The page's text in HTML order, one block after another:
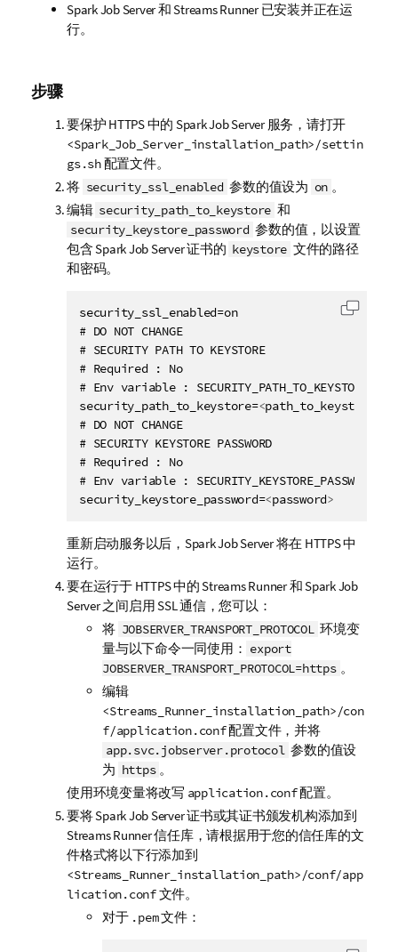
Spark Job Server和Streams Runner已安装并正在运
行。
步骤
要保护 HTTPS 中的 Spark Job Server服务，请打开
<Spark_Job_Server_installation_path>/settin
gs.sh配置文件。
将 security_ssl_enabled 参数的值设为 on 。
编辑 security_path_to_keystore 和
security_keystore_password 参数的值，以设置
包含Spark Job Server证书的 keystore 文件的路径
和密码。
security_ssl_enabled=on
# DO NOT CHANGE
# SECURITY PATH TO KEYSTORE
# Required : No
# Env variable : SECURITY_PATH_TO_KEYSTORE
security_path_to_keystore=<path_to_keystore
# DO NOT CHANGE
# SECURITY KEYSTORE PASSWORD
# Required : No
# Env variable : SECURITY_KEYSTORE_PASSWORD
security_keystore_password=<password>
复制代
重新启动服务以后， Spark Job Server将在 HTTPS 中
运行。
要在运行于 HTTPS 中的Streams Runner和Spark Job
Server之间启用 SSL 通信，您可以：
将 JOBSERVER_TRANSPORT_PROTOCOL 环境变
量与以下命令一同使用： export
JOBSERVER_TRANSPORT_PROTOCOL=https 。
编辑
<Streams_Runner_installation_path>/con
f/application.conf配置文件，并将
app.svc.jobserver.protocol 参数的值设
为 https 。
使用环境变量将改写 application.conf配置。
要将Spark Job Server证书或其证书颁发机构添加到
Streams Runner信任库，请根据用于您的信任库的文
件格式将以下行添加到
<Streams_Runner_installation_path>/conf/app
lication.conf文件。
对于 .pem文件：